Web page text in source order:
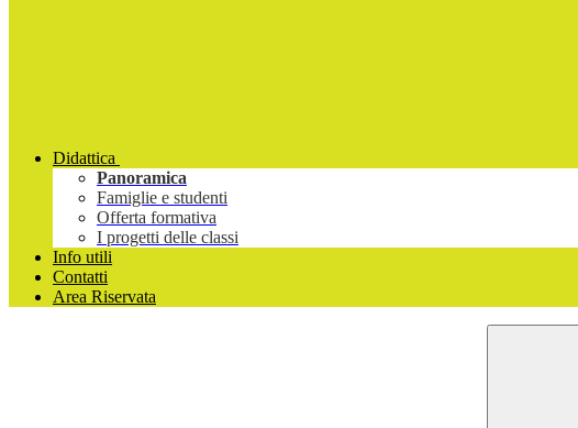
Didattica
Panoramica
Famiglie e studenti
Offerta formativa
I progetti delle classi
Info utili
Contatti
Area Riservata